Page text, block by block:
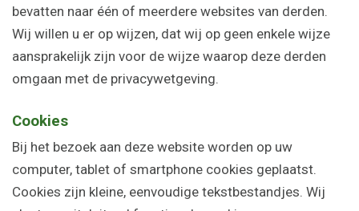
bevatten naar één of meerdere websites van derden.
Wij willen u er op wijzen, dat wij op geen enkele wijze
aansprakelijk zijn voor de wijze waarop deze derden
omgaan met de privacywetgeving.
Cookies
Bij het bezoek aan deze website worden op uw
computer, tablet of smartphone cookies geplaatst.
Cookies zijn kleine, eenvoudige tekstbestandjes. Wij